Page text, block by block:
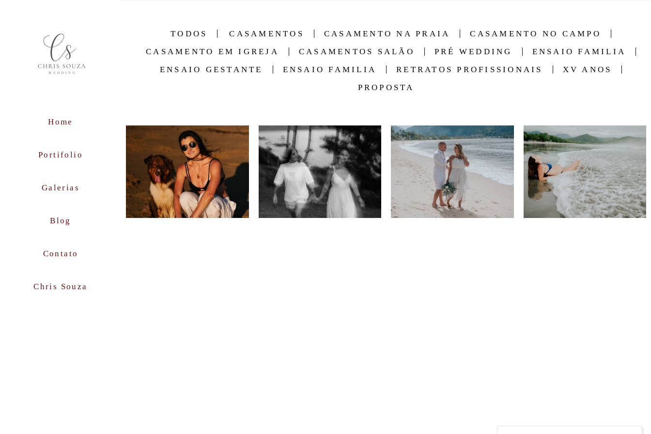
Home
Portifolio
Galerias
Blog
Contato
Chris Souza
TODOS CASAMENTOS CASAMENTO NA PRAIA
CASAMENTO NO CAMPO
CASAMENTO EM IGREJA
CASAMENTOS SALÃO PRÉ WEDDING
ENSAIO FAMILIA
ENSAIO GESTANTE
ENSAIO FAMILIA RETRATOS PROFISSIONAIS
XV ANOS
PROPOSTA